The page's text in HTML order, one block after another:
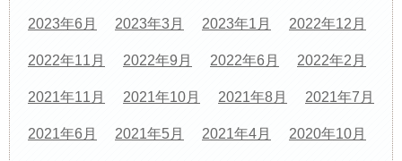
2023年6月 2023年3月 2023年1月 2022年12月
2022年11月 2022年9月 2022年6月 2022年2月
2021年11月 2021年10月 2021年8月 2021年7月
2021年6月 2021年5月 2021年4月 2020年10月